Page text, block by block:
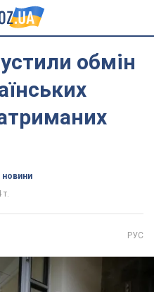
обмін
новини
т.
РУС